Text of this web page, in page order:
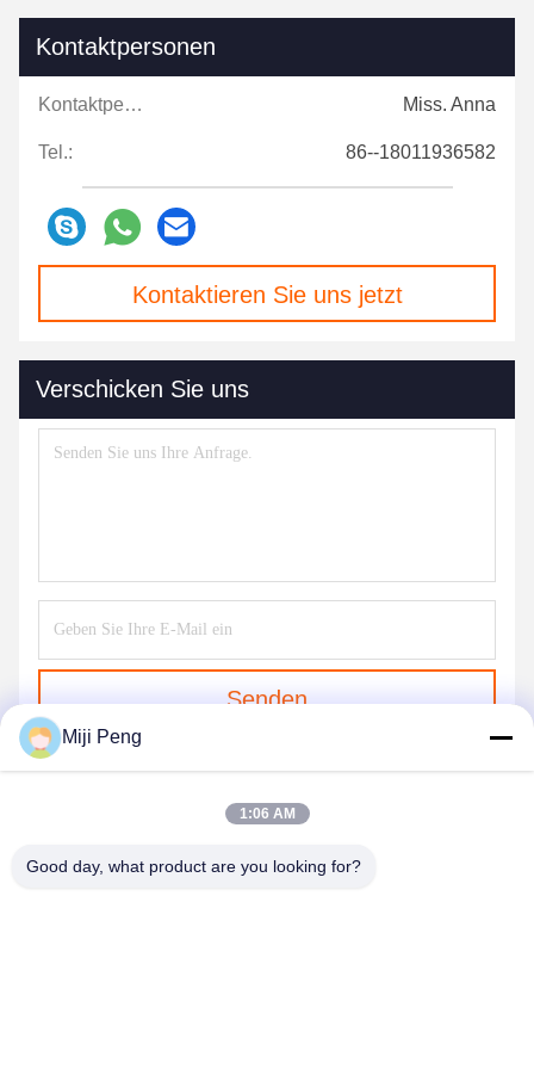
Kontaktpersonen
Kontaktpersonen: Miss. Anna
Tel.: 86--18011936582
Kontaktieren Sie uns jetzt
Verschicken Sie uns
Senden
Miji Peng
1:06 AM
Good day, what product are you looking for?